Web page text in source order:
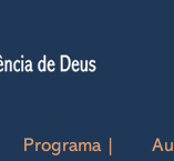
Programa |